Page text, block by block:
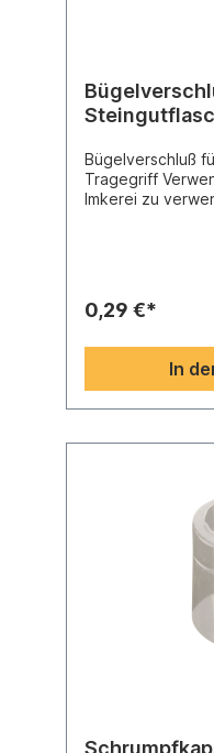
Bügelverschluß
Tragegriff
Imkerei zu
mit hoher
Temperaturen
Öl, muss bei den
des Herstellers
der
werden
Korrodieren der
verzinktem
mit verzinktem
Laugendämpfe
0,29 €*
In